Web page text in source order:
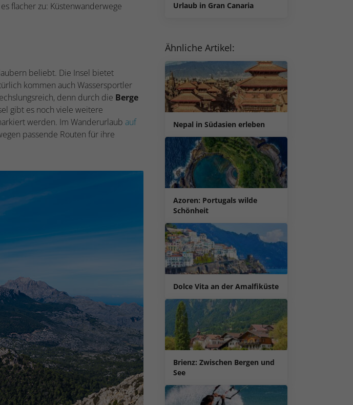
flacher zu: Küstenwanderwege
beliebt. Die Insel bietet
kommen auch Wassersportler
denn durch die Berge
gibt es noch viele weitere
werden. Im Wanderurlaub auf
passende Routen für ihre
Urlaub in Gran Canaria
Ähnliche Artikel:
Nepal in Südasien erleben
Azoren: Portugals wilde
Schönheit
Dolce Vita an der Amalfiküste
Brienz: Zwischen Bergen und
See